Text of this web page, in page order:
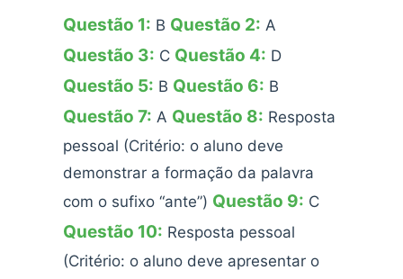
Questão 1: B Questão 2: A
Questão 3: C Questão 4: D
Questão 5: B Questão 6: B
Questão 7: A Questão 8: Resposta
pessoal (Critério: o aluno deve
demonstrar a formação da palavra
com o sufixo “ante”) Questão 9: C
Questão 10: Resposta pessoal
(Critério: o aluno deve apresentar o